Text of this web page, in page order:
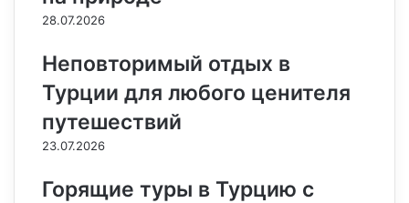
к
28.07.2026
Неповторимый отдых в
Турции для любого ценителя
путешествий
23.07.2026
Горящие туры в Турцию с